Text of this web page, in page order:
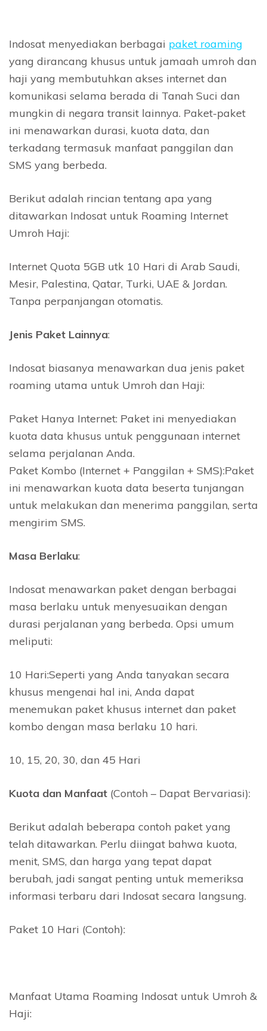
Indosat menyediakan berbagai paket roaming
yang dirancang khusus untuk jamaah umroh dan
haji yang membutuhkan akses internet dan
komunikasi selama berada di Tanah Suci dan
mungkin di negara transit lainnya. Paket-paket
ini menawarkan durasi, kuota data, dan
terkadang termasuk manfaat panggilan dan
SMS yang berbeda.
Berikut adalah rincian tentang apa yang
ditawarkan Indosat untuk Roaming Internet
Umroh Haji:
Internet Quota 5GB utk 10 Hari di Arab Saudi,
Mesir, Palestina, Qatar, Turki, UAE & Jordan.
Tanpa perpanjangan otomatis.
Jenis Paket Lainnya:
Indosat biasanya menawarkan dua jenis paket
roaming utama untuk Umroh dan Haji:
Paket Hanya Internet: Paket ini menyediakan
kuota data khusus untuk penggunaan internet
selama perjalanan Anda.
Paket Kombo (Internet + Panggilan + SMS):Paket
ini menawarkan kuota data beserta tunjangan
untuk melakukan dan menerima panggilan, serta
mengirim SMS.
Masa Berlaku:
Indosat menawarkan paket dengan berbagai
masa berlaku untuk menyesuaikan dengan
durasi perjalanan yang berbeda. Opsi umum
meliputi:
10 Hari:Seperti yang Anda tanyakan secara
khusus mengenai hal ini, Anda dapat
menemukan paket khusus internet dan paket
kombo dengan masa berlaku 10 hari.
10, 15, 20, 30, dan 45 Hari
Kuota dan Manfaat (Contoh – Dapat Bervariasi):
Berikut adalah beberapa contoh paket yang
telah ditawarkan. Perlu diingat bahwa kuota,
menit, SMS, dan harga yang tepat dapat
berubah, jadi sangat penting untuk memeriksa
informasi terbaru dari Indosat secara langsung.
Paket 10 Hari (Contoh):
Manfaat Utama Roaming Indosat untuk Umroh &
Haji: